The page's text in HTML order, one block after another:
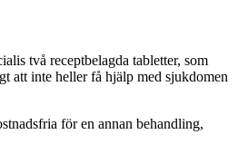
två receptbelagda tabletter, som
att inte heller få hjälp med sjukdomen
för en annan behandling,